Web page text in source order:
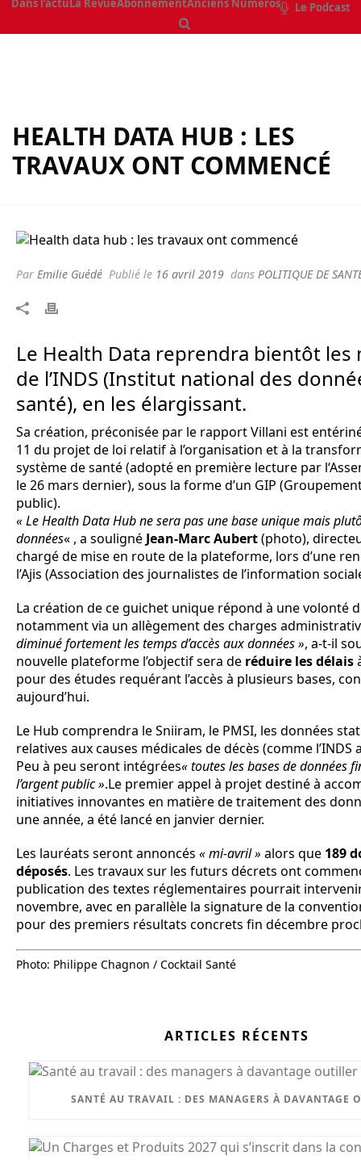
Dans l’actu La RevueAbonnementAnciens Numéros Le Podcast
HEALTH DATA HUB : LES
TRAVAUX ONT COMMENCÉ
Par Emilie Guédé Publié le 16 avril 2019 dans POLITIQUE DE
Le Health Data reprendra bientôt les
de l’INDS (Institut national des
santé), en les élargissant.
Sa création, préconisée par le rapport Villani est
11 du projet de loi relatif à l’organisation et à la
système de santé (adopté en première lecture par
le 26 mars dernier), sous la forme d’un GIP
public).
« Le Health Data Hub ne sera pas une base unique mais
données« , a souligné Jean-Marc Aubert(photo),
chargé de mise en route de la plateforme, lors d’une
l’Ajis (Association des journalistes de l’information
La création de ce guichet unique répond à une volonté
notamment via un allègement des charges
diminué fortement les temps d’accès aux données », a-t-il
nouvelle plateforme l’objectif sera de réduire les délais
pour des études requérant l’accès à plusieurs bases,
aujourd’hui.
Le Hub comprendra le Sniiram, le PMSI, les données
relatives aux causes médicales de décès (comme l’INDS
Peu à peu seront intégrées« toutes les bases de données
l’argent public ».Le premier appel à projet destiné à
initiatives innovantes en matière de traitement des
une année, a été lancé en janvier dernier.
Les lauréats seront annoncés « mi-avril » alors que 189
déposés. Les travaux sur les futurs décrets ont
publication des textes réglementaires pourrait
novembre, avec en parallèle la signature de la
pour des premiers résultats concrets fin décembre
Photo: Philippe Chagnon / Cocktail Santé
ARTICLES RÉCENTS
SANTÉ AU TRAVAIL : DES MANAGERS À DAVANTAGE